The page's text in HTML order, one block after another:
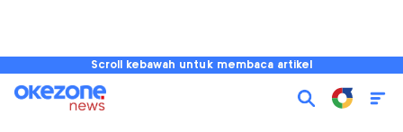
Scroll kebawah untuk membaca artikel